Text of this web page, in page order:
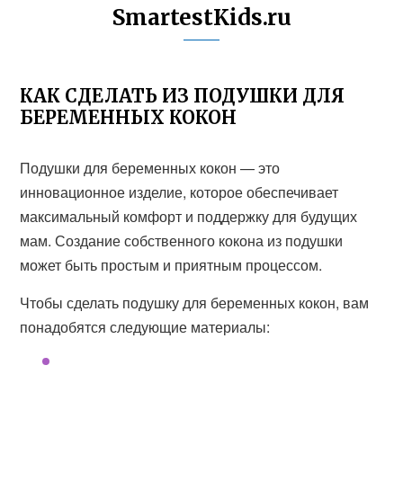
SmartestKids.ru
КАК СДЕЛАТЬ ИЗ ПОДУШКИ ДЛЯ
БЕРЕМЕННЫХ КОКОН
Подушки для беременных кокон — это
инновационное изделие, которое обеспечивает
максимальный комфорт и поддержку для будущих
мам. Создание собственного кокона из подушки
может быть простым и приятным процессом.
Чтобы сделать подушку для беременных кокон, вам
понадобятся следующие материалы: